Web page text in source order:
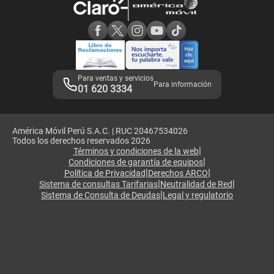
Adquirientes iPhone 6, 6S y SE
Mensaje de Seguridad
Términos y Condiciones de Tienda Claro
Libro de Reclamaciones
Legales de marketplace
Para ventas y servicios
01 620 3334 Para información
América Móvil Perú S.A.C. | RUC 20467534026
Todos los derechos reservados 2026
Términos y condiciones de la web|
Condiciones de garantía de equipos|
Política de Privacidad|Derechos ARCO|
Sistema de consultas Tarifarias|Neutralidad de Red|
Sistema de Consulta de Deudas|Legal y regulatorio